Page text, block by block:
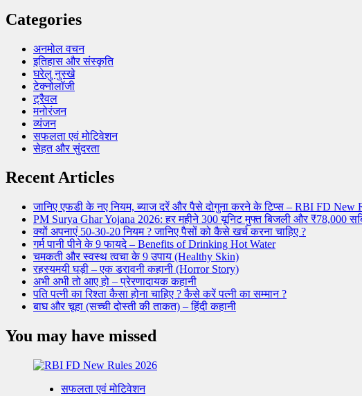
Categories
अनमोल वचन
इतिहास और संस्कृति
घरेलु नुस्खे
टेक्नोलॉजी
ट्रैवल
मनोरंजन
व्यंजन
सफलता एवं मोटिवेशन
सेहत और सुंदरता
Recent Articles
जानिए एफडी के नए नियम, ब्याज दरें और पैसे दोगुना करने के टिप्स – RBI FD New
PM Surya Ghar Yojana 2026: हर महीने 300 यूनिट मुफ्त बिजली और ₹78,000
क्यों अपनाएं 50-30-20 नियम ? जानिए पैसों को कैसे खर्च करना चाहिए ?
गर्म पानी पीने के 9 फायदे – Benefits of Drinking Hot Water
चमकती और स्वस्थ त्वचा के 9 उपाय (Healthy Skin)
रहस्यमयी घड़ी – एक डरावनी कहानी (Horror Story)
अभी अभी तो आए हो – प्रेरणादायक कहानी
पति पत्नी का रिश्ता कैसा होना चाहिए ? कैसे करें पत्नी का सम्मान ?
बाघ और चूहा (सच्ची दोस्ती की ताकत) – हिंदी कहानी
You may have missed
सफलता एवं मोटिवेशन